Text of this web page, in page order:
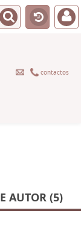
contactos
AUTOR (5)